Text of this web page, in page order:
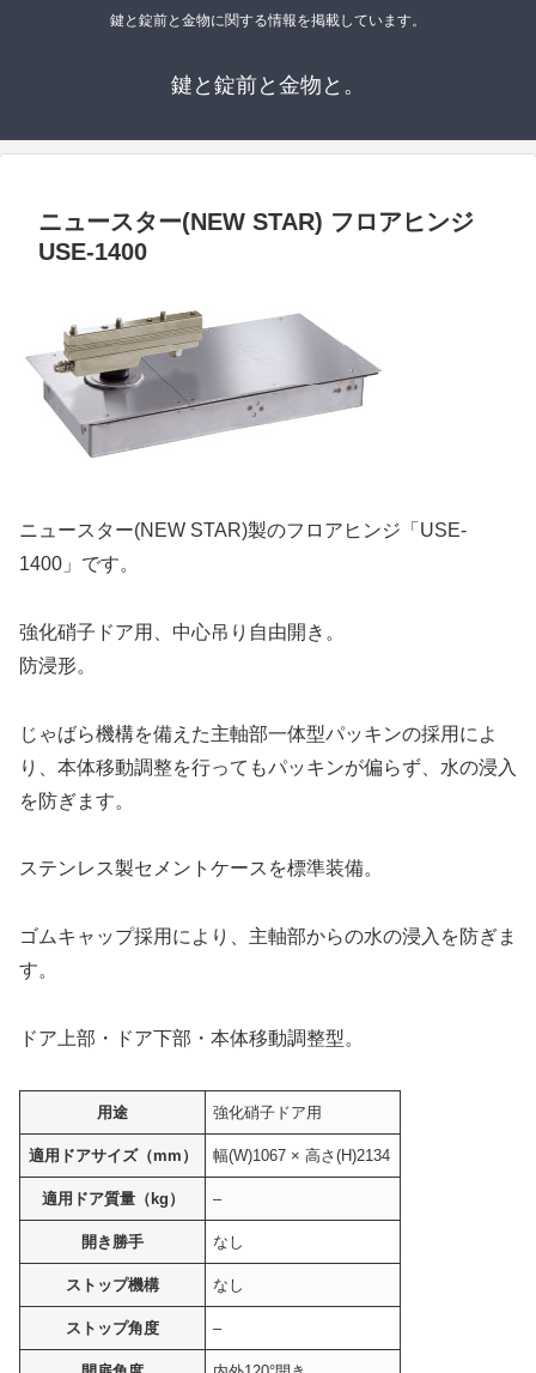
鍵と錠前と金物に関する情報を掲載しています。
鍵と錠前と金物と。
ニュースター(NEW STAR) フロアヒンジ
USE-1400
ニュースター(NEW STAR)製のフロアヒンジ「USE-
1400」です。
強化硝子ドア用、中心吊り自由開き。
防浸形。
じゃばら機構を備えた主軸部一体型パッキンの採用によ
り、本体移動調整を行ってもパッキンが偏らず、水の浸入
を防ぎます。
ステンレス製セメントケースを標準装備。
ゴムキャップ採用により、主軸部からの水の浸入を防ぎま
す。
ドア上部・ドア下部・本体移動調整型。
用途 強化硝子ドア用
適用ドアサイズ（mm） 幅(W)1067 × 高さ(H)2134
適用ドア質量（kg） –
開き勝手 なし
ストップ機構 なし
ストップ角度 –